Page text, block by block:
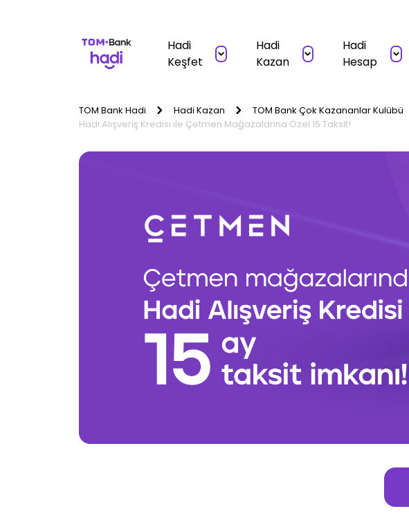
Hadi
Keşfet
Hadi
Kazan
Hadi
Hesap
TOM Bank Hadi Hadi Kazan TOM Bank Çok Kazananlar Kulübü
Hadi Alışveriş Kredisi ile Çetmen Mağazalarına Özel 15 Taksit!